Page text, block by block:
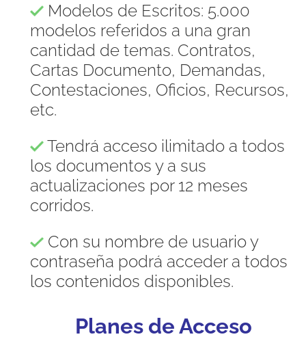
Modelos de Escritos: 5.000
modelos referidos a una gran
cantidad de temas. Contratos,
Cartas Documento, Demandas,
Contestaciones, Oficios, Recursos,
etc.
Tendrá acceso ilimitado a todos
los documentos y a sus
actualizaciones por 12 meses
corridos.
Con su nombre de usuario y
contraseña podrá acceder a todos
los contenidos disponibles.
Planes de Acceso